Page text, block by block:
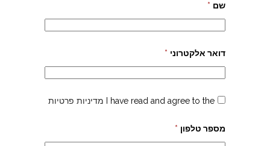
שם *
דואר אלקטרוני *
I have read and agree to the מדיניות פרטיות
מספר טלפון *